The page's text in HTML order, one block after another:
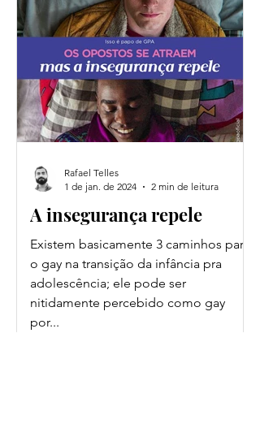
A insegurança repele
Existem basicamente 3 caminhos para
o gay na transição da infância pra
adolescência; ele pode ser
nitidamente percebido como gay
por...
Rafael Telles
1 de jan. de 2024
2 min de leitura